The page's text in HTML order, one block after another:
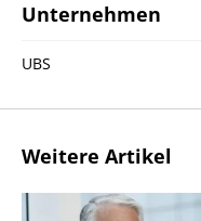
Unternehmen
UBS
Weitere Artikel